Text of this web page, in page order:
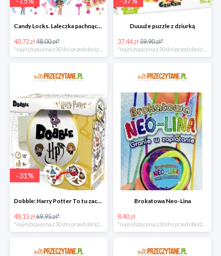
Candy Locks. Laleczka pachnące włosy, mix wzorów
40.72 zł48.00 zł*
Duuuże puzzle z dziurką
37.44 zł59.90 zł*
-31%
Dobble: Harry Potter To tu zaczyna się magia!
48.15 zł69.95 zł*
*najniższa cena z 30 dni przed obniżką
Brokatowa Neo-Lina
8.40 zł
*najniższa cena z 30 dni przed obniżką